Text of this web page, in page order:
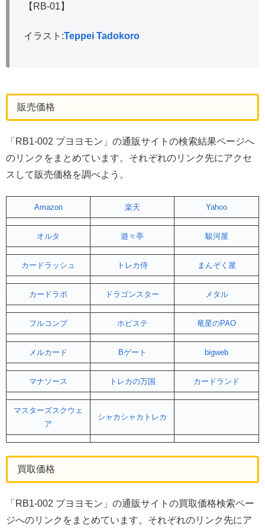
【RB-01】
イラスト:Teppei Tadokoro
販売価格
「RB1-002 プヨヨモン」の通販サイトの検索結果ページへ
のリンクをまとめています。それぞれのリンク先にアクセ
スして販売価格を調べよう。
Amazon 楽天 Yahoo
オルタ 遊々亭 駿河屋
カードラッシュ トレカ侍 まんぞく屋
カードラボ ドラゴンスター メタル
フルコンプ ホビステ 竜星のPAO
メルカード Bゲート bigweb
マナソース トレカの万国 カードランド
マスターズスクウェ
ア
シャカシャカトレカ
買取価格
「RB1-002 プヨヨモン」の通販サイトの買取価格検索ペー
ジへのリンクをまとめています。それぞれのリンク先にア